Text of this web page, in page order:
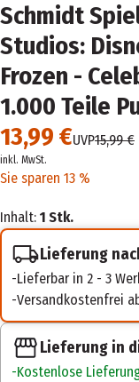
Schmidt
Studios:
Frozen -
1.000 Teile
13,99 €UVP15,99 €
inkl. MwSt.
Sie sparen 13 %
Inhalt: 1 Stk.
Lieferung
Lieferbar in 2 - 3
Versandkostenfrei
Lieferung in
Kostenlose